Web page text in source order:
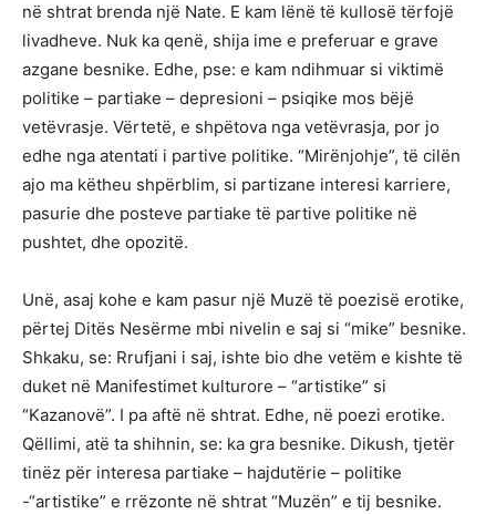
në shtrat brenda një Nate. E kam lënë të kullosë tërfojë
livadheve. Nuk ka qenë, shija ime e preferuar e grave
azgane besnike. Edhe, pse: e kam ndihmuar si viktimë
politike – partiake – depresioni – psiqike mos bëjë
vetëvrasje. Vërtetë, e shpëtova nga vetëvrasja, por jo
edhe nga atentati i partive politike. “Mirënjohje”, të cilën
ajo ma këtheu shpërblim, si partizane interesi karriere,
pasurie dhe posteve partiake të partive politike në
pushtet, dhe opozitë.
Unë, asaj kohe e kam pasur një Muzë të poezisë erotike,
përtej Ditës Nesërme mbi nivelin e saj si “mike” besnike.
Shkaku, se: Rrufjani i saj, ishte bio dhe vetëm e kishte të
duket në Manifestimet kulturore – “artistike” si
“Kazanovë”. I pa aftë në shtrat. Edhe, në poezi erotike.
Qëllimi, atë ta shihnin, se: ka gra besnike. Dikush, tjetër
tinëz për interesa partiake – hajdutërie – politike
-“artistike” e rrëzonte në shtrat “Muzën” e tij besnike.